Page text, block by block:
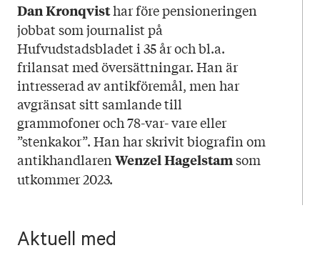
Dan Kronqvisthar före pensioneringen
jobbat som journalist på
Hufvudstadsbladet i 35 år och bl.a.
frilansat med översättningar. Han är
intresserad av antikföremål, men har
avgränsat sitt samlande till
grammofoner och 78-var- vare eller
”stenkakor”. Han har skrivit biografin om
antikhandlaren Wenzel Hagelstamsom
utkommer 2023.
Aktuell med